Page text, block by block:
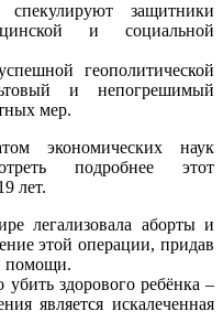
защитники
и социальной
геополитической
и непогрешимый
мер.
экономических наук
подробнее этот
лет.
легализовала аборты и
этой операции, придав
помощи.
здорового ребёнка –
является искалеченная